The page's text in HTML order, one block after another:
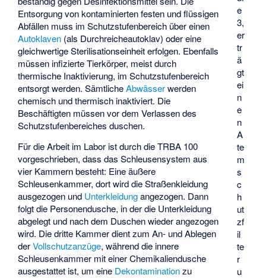
e
3,
er
tr
ä
gt
ei
n
e
n
A
te
m
s
c
h
ut
zf
il
te
r
u
Entsorgung von kontaminierten festen und flüssigen
Abfällen muss im Schutzstufenbereich über einen
Autoklaven (als Durchreicheautoklav) oder eine
gleichwertige Sterilisationseinheit erfolgen. Ebenfalls
müssen infizierte Tierkörper, meist durch
thermische Inaktivierung, im Schutzstufenbereich
entsorgt werden. SämtlicheAbwässerwerden
chemisch und thermisch inaktiviert. Die
Beschäftigten müssen vor dem Verlassen des
Schutzstufenbereiches duschen.
Für die Arbeit im Labor ist durch die TRBA 100
vorgeschrieben, dass das Schleusensystem aus
vier Kammern besteht: Eine äußere
Schleusenkammer, dort wird die Straßenkleidung
ausgezogen und Unterkleidungangezogen. Dann
folgt die Personendusche, in der die Unterkleidung
abgelegt und nach dem Duschen wieder angezogen
wird. Die dritte Kammer dient zum An- und Ablegen
derVollschutzanzüge, während die innere
Schleusenkammer mit einer Chemikaliendusche
ausgestattet ist, um eine Dekontaminationzu